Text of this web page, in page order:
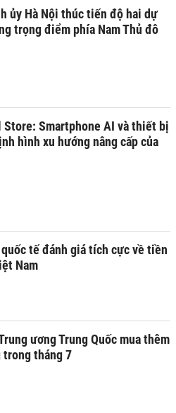
ủy Hà Nội thúc tiến độ hai dự
trọng điểm phía Nam Thủ đô
Store: Smartphone AI và thiết bị
hình xu hướng nâng cấp của
tế đánh giá tích cực về tiền
Nam
ương Trung Quốc mua thêm
trong tháng 7